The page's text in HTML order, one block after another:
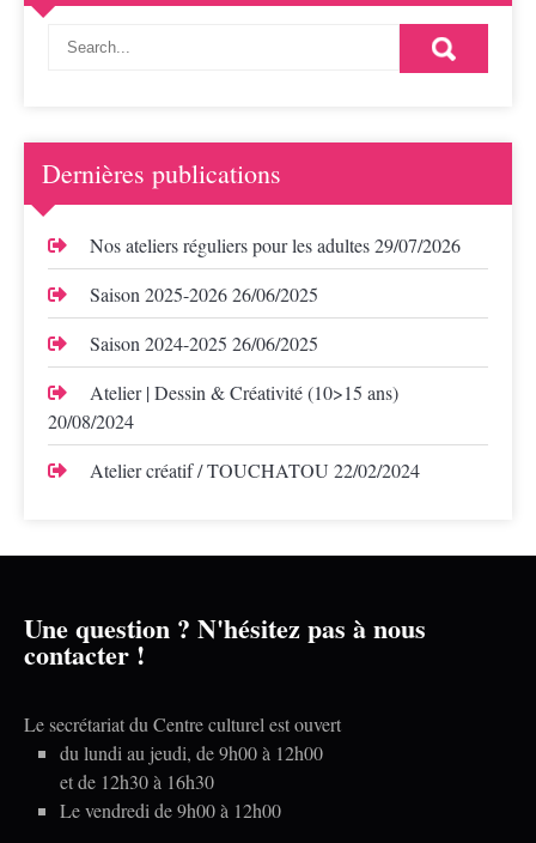
Dernières publications
Nos ateliers réguliers pour les adultes29/07/2026
Saison 2025-202626/06/2025
Saison 2024-2025 26/06/2025
Atelier | Dessin & Créativité (10>15 ans)
20/08/2024
Atelier créatif / TOUCHATOU 22/02/2024
Une question ? N'hésitez pas à nous
contacter !
Le secrétariat du Centre culturel est ouvert
du lundi au jeudi, de 9h00 à 12h00
et de 12h30 à 16h30
Le vendredi de 9h00 à 12h00